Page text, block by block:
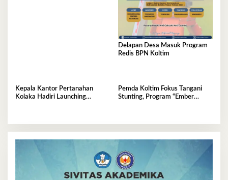
Delapan Desa Masuk Program
Redis BPN Koltim
Kepala Kantor Pertanahan
Kolaka Hadiri Launching
Pemda Koltim Fokus Tangani
Stunting, Program “Ember